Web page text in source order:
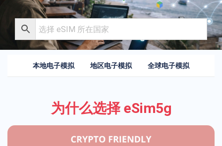
本地电子模拟 地区电子模拟 全球电子模拟
为什么选择 eSim5g